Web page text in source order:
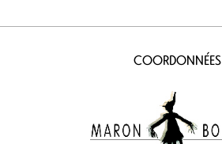
COORDONNÉES